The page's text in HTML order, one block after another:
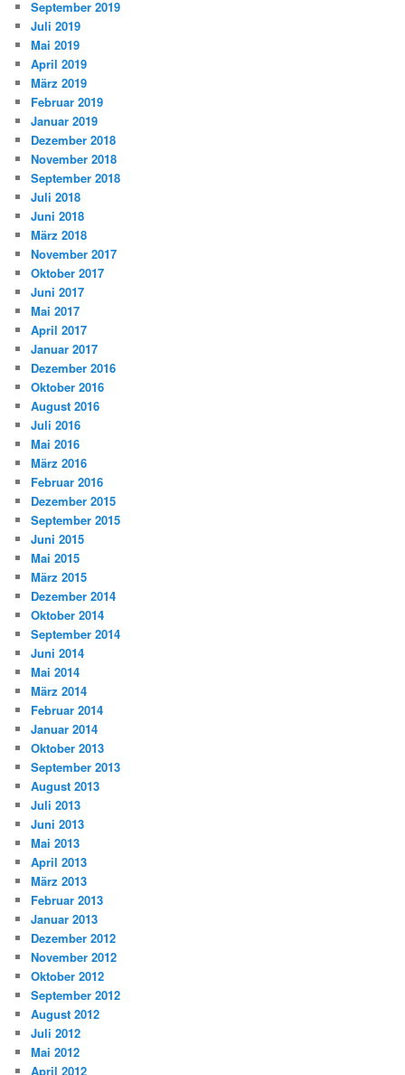
September 2019
Juli 2019
Mai 2019
April 2019
März 2019
Februar 2019
Januar 2019
Dezember 2018
November 2018
September 2018
Juli 2018
Juni 2018
März 2018
November 2017
Oktober 2017
Juni 2017
Mai 2017
April 2017
Januar 2017
Dezember 2016
Oktober 2016
August 2016
Juli 2016
Mai 2016
März 2016
Februar 2016
Dezember 2015
September 2015
Juni 2015
Mai 2015
März 2015
Dezember 2014
Oktober 2014
September 2014
Juni 2014
Mai 2014
März 2014
Februar 2014
Januar 2014
Oktober 2013
September 2013
August 2013
Juli 2013
Juni 2013
Mai 2013
April 2013
März 2013
Februar 2013
Januar 2013
Dezember 2012
November 2012
Oktober 2012
September 2012
August 2012
Juli 2012
Mai 2012
April 2012